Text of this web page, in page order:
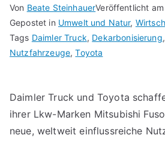
Von Beate SteinhauerVeröffentlicht
Gepostet in Umwelt und Natur,
Tags Daimler Truck, Dekarbonisierung,
Nutzfahrzeuge,Toyota
Daimler Truck und Toyota
ihrer Lkw-Marken Mitsubishi
neue, weltweit einflussreiche